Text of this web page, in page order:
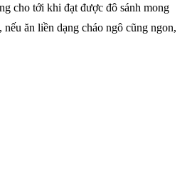
cho tới khi đạt được đô sánh mong
ăn liền dạng cháo ngô cũng ngon,